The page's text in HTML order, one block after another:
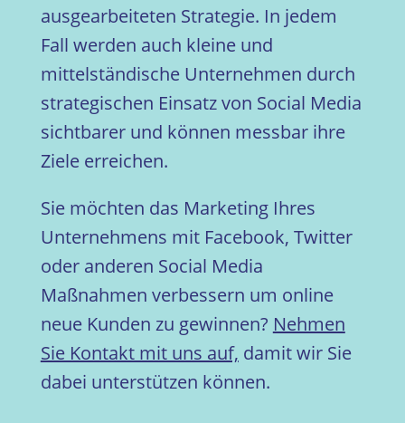
ausgearbeiteten Strategie. In jedem
Fall werden auch kleine und
mittelständische Unternehmen durch
strategischen Einsatz von Social Media
sichtbarer und können messbar ihre
Ziele erreichen.
Sie möchten das Marketing Ihres
Unternehmens mit Facebook, Twitter
oder anderen Social Media
Maßnahmen verbessern um online
neue Kunden zu gewinnen? Nehmen
Sie Kontakt mit uns auf, damit wir Sie
dabei unterstützen können.